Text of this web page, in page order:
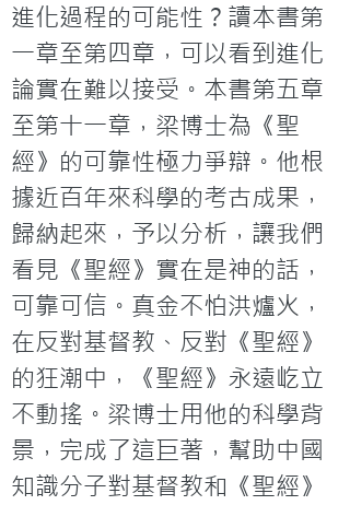
進化過程的可能性？讀本書第
一章至第四章，可以看到進化
論實在難以接受。本書第五章
至第十一章，梁博士為《聖
經》的可靠性極力爭辯。他根
據近百年來科學的考古成果，
歸納起來，予以分析，讓我們
看見《聖經》實在是神的話，
可靠可信。真金不怕洪爐火，
在反對基督教、反對《聖經》
的狂潮中，《聖經》永遠屹立
不動搖。梁博士用他的科學背
景，完成了這巨著，幫助中國
知識分子對基督教和《聖經》